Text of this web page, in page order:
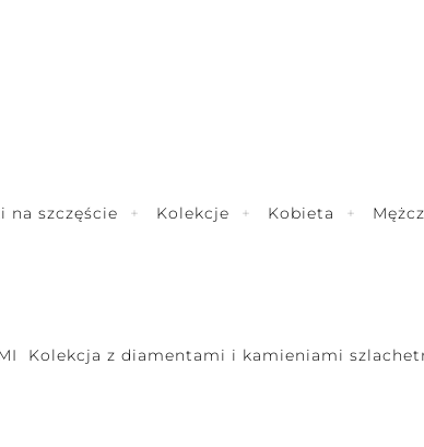
na szczęście Kolekcje Kobieta
Kolekcja z diamentami i kamieniami